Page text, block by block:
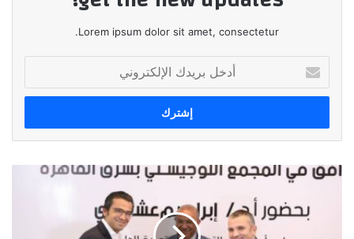
Lorem ipsum dolor sit amet, consectetur.
بريدك
الإلكتروني
جوميا